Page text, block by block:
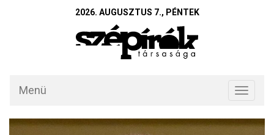
2026. AUGUSZTUS 7., PÉNTEK
Toggle
Menü